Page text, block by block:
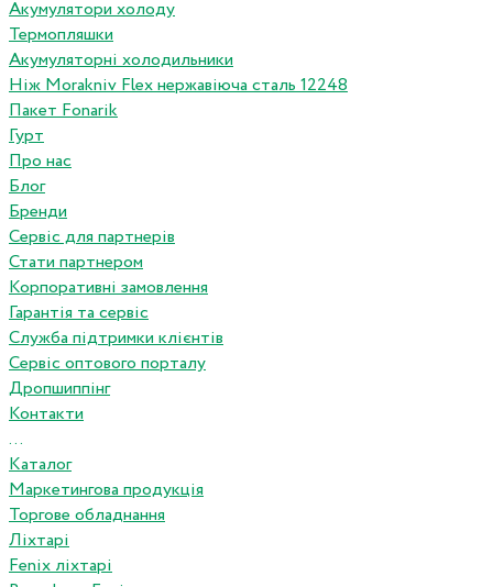
Акумулятори холоду
Термопляшки
Акумуляторні холодильники
Ніж Morakniv Flex нержавіюча сталь 12248
Пакет Fonarik
Гурт
Про нас
Блог
Бренди
Сервіс для партнерів
Стати партнером
Корпоративні замовлення
Гарантія та сервіс
Служба підтримки клієнтів
Сервіс оптового порталу
Дропшиппінг
Контакти
...
Каталог
Маркетингова продукція
Торгове обладнання
Ліхтарі
Fenix ліхтарі